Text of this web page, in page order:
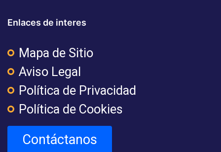
Enlaces de interes
Mapa de Sitio
Aviso Legal
Política de Privacidad
Política de Cookies
Contáctanos